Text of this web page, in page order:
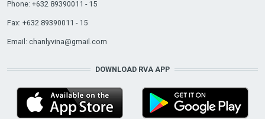
Phone: +632 89390011 - 15
Fax: +632 89390011 - 15
Email: chanlyvina@gmail.com
DOWNLOAD RVA APP